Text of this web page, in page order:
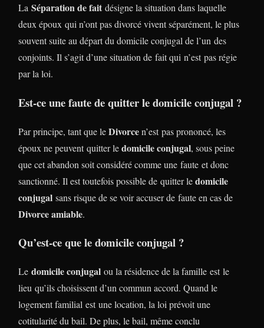
La Séparation de fait désigne la situation dans laquelle
deux époux qui n’ont pas divorcé vivent séparément, le plus
souvent suite au départ du domicile conjugal de l’un des
conjoints. Il s’agit d’une situation de fait qui n’est pas régie
par la loi.
Est-ce une faute de quitter le domicile conjugal ?
Par principe, tant que leDivorcen’est pas prononcé, les
époux ne peuvent quitter ledomicile conjugal, sous peine
que cet abandon soit considéré comme une faute et donc
sanctionné. Il est toutefois possible de quitter ledomicile
conjugal sans risque de se voir accuser de faute en cas de
Divorce amiable.
Qu’est-ce que le domicile conjugal ?
Le domicile conjugal ou la résidence de la famille est le
lieu qu’ils choisissent d’un commun accord. Quand le
logement familial est une location, la loi prévoit une
cotitularité du bail. De plus, le bail, même conclu